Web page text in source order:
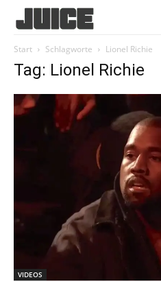
Start Schlagworte Lionel Richie
Tag: Lionel Richie
VIDEOS